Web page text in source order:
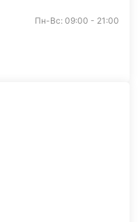
Пн-Вс: 09:00 - 21:00